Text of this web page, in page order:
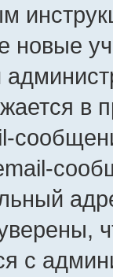
новые
в
с